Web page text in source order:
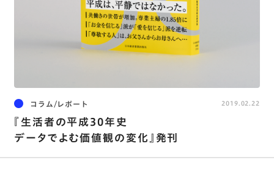
コラム/レポート
『生活者の平成30年史
データでよむ価値観の変化』発刊
2019.02.22